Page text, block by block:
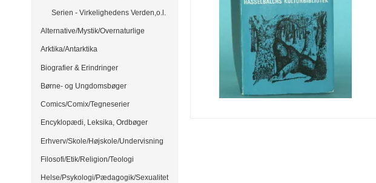
Serien - Virkelighedens Verden,o.l.
Alternative/Mystik/Overnaturlige
Arktika/Antarktika
Biografier & Erindringer
Børne- og Ungdomsbøger
Comics/Comix/Tegneserier
Encyklopædi, Leksika, Ordbøger
Erhverv/Skole/Højskole/Undervisning
Filosofi/Etik/Religion/Teologi
Helse/Psykologi/Pædagogik/Sexualitet